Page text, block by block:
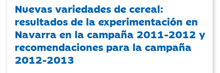
Nuevas variedades de cereal:
resultados de la experimentación en
Navarra en la campaña 2011-2012 y
recomendaciones para la campaña
2012-2013